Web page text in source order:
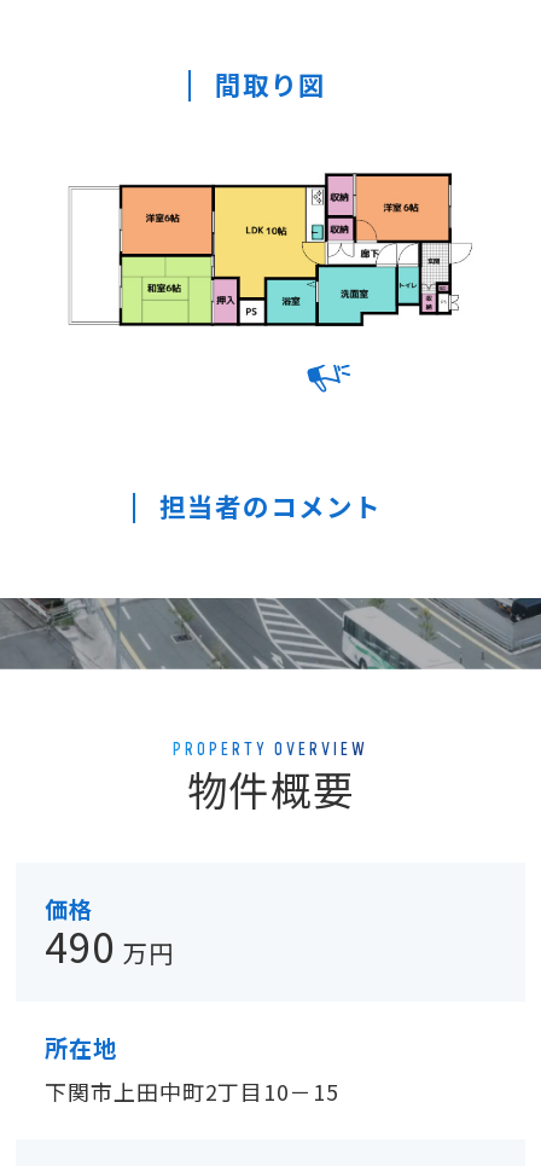
間取り図
担当者のコメント
PROPERTY OVERVIEW
物件概要
価格
490 万円
所在地
下関市上田中町2丁目10－15